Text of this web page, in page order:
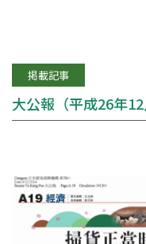
掲載記事
大公報（平成26年